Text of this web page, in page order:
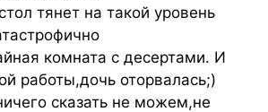
тянет на такой уровень
комната с десертами. И
работы,дочь оторвалась;)
сказать не можем,не